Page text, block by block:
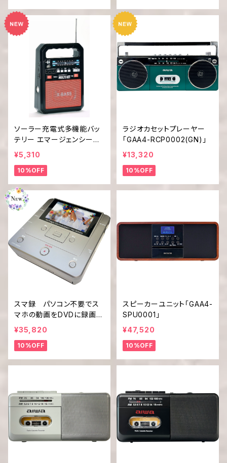
ソーラー充電式多機能バッ
テリー エマージェンシーマ
ルチキット EM-009
¥5,310
10%OFF
ラジオカセットプレーヤー
「GAA4-RCP0002(GN)」
¥13,320
10%OFF
スマ録 パソコン不要でス
マホの動画をDVDに録画！
「DMR-0820」
¥35,820
10%OFF
スピーカーユニット「GAA4-
SPU0001」
¥47,520
10%OFF